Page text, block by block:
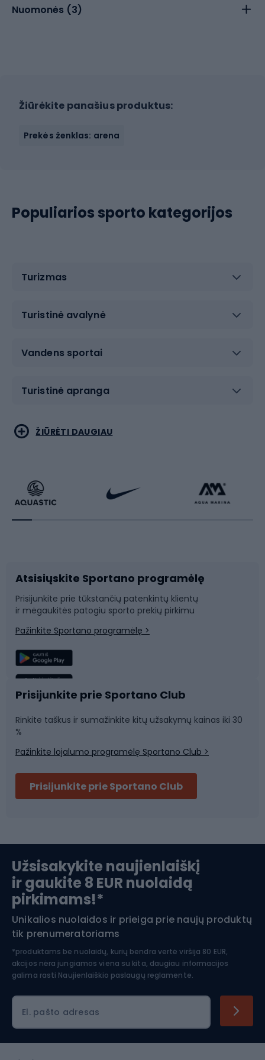
Nuomonės (3)
Žiūrėkite panašius produktus:
Prekės ženklas: arena
Populiarios sporto kategorijos
Turizmas
Turistinė avalynė
Vandens sportai
Turistinė apranga
Bėgimas
Dviratininkų apranga
Dviračių dalys
Laipiojimas
Žvejyba
Sportinė medicina
Koviniai sportai
Rakečių sportas
Rogutės ir čiuožynės
Snieglenčių sportas
Plaukimas
Komandinis sportas
Slidinėjimas
Apranga žiemos sportui
Šiaurietiškas ėjimas
ŽIŪRĖTI DAUGIAU
Atsisiųskite Sportano programėlę
Prisijunkite prie tūkstančių patenkintų klientų
ir mėgaukitės patogiu sporto prekių pirkimu
Pažinkite Sportano programėlę >
Prisijunkite prie Sportano Club
Rinkite taškus ir sumažinkite kitų užsakymų kainas iki 30
%
Pažinkite lojalumo programėlę Sportano Club >
Prisijunkite prie Sportano Club
Užsisakykite naujienlaiškį
ir gaukite 8 EUR nuolaidą
pirkimams!*
Unikalios nuolaidos ir prieiga prie naujų produktų
tik prenumeratoriams
*produktams be nuolaidų, kurių bendra vertė viršija 80 EUR,
akcijos nėra jungiamos viena su kita, daugiau informacijos
galima rasti Naujienlaiškio paslaugų reglamente.
El. pašto adresas